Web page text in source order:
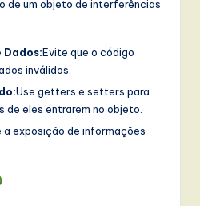
de um objeto de interferências
Dados:Evite que o código
inválidos.
Use getters e setters para
de eles entrarem no objeto.
a exposição de informações